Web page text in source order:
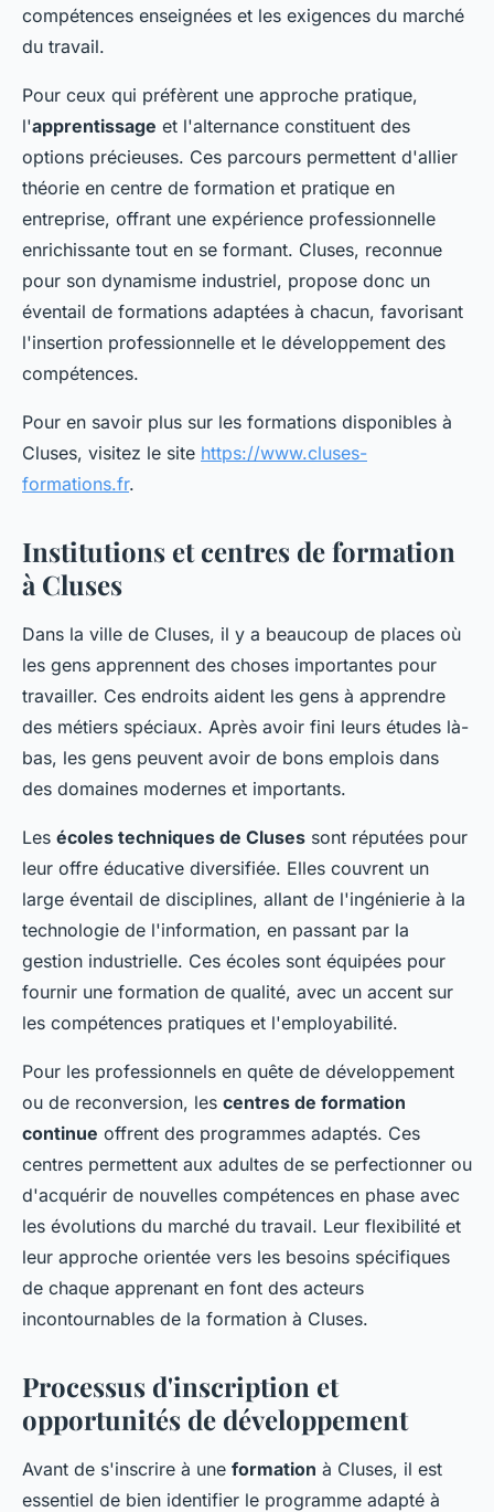
compétences enseignées et les exigences du marché
du travail.
Pour ceux qui préfèrent une approche pratique,
l'apprentissage et l'alternance constituent des
options précieuses. Ces parcours permettent d'allier
théorie en centre de formation et pratique en
entreprise, offrant une expérience professionnelle
enrichissante tout en se formant. Cluses, reconnue
pour son dynamisme industriel, propose donc un
éventail de formations adaptées à chacun, favorisant
l'insertion professionnelle et le développement des
compétences.
Pour en savoir plus sur les formations disponibles à
Cluses, visitez le site https://www.cluses-
formations.fr.
Institutions et centres de formation
à Cluses
Dans la ville de Cluses, il y a beaucoup de places où
les gens apprennent des choses importantes pour
travailler. Ces endroits aident les gens à apprendre
des métiers spéciaux. Après avoir fini leurs études là-
bas, les gens peuvent avoir de bons emplois dans
des domaines modernes et importants.
Les écoles techniques de Cluses sont réputées pour
leur offre éducative diversifiée. Elles couvrent un
large éventail de disciplines, allant de l'ingénierie à la
technologie de l'information, en passant par la
gestion industrielle. Ces écoles sont équipées pour
fournir une formation de qualité, avec un accent sur
les compétences pratiques et l'employabilité.
Pour les professionnels en quête de développement
ou de reconversion, les centres de formation
continue offrent des programmes adaptés. Ces
centres permettent aux adultes de se perfectionner ou
d'acquérir de nouvelles compétences en phase avec
les évolutions du marché du travail. Leur flexibilité et
leur approche orientée vers les besoins spécifiques
de chaque apprenant en font des acteurs
incontournables de la formation à Cluses.
Processus d'inscription et
opportunités de développement
Avant de s'inscrire à une formation à Cluses, il est
essentiel de bien identifier le programme adapté à